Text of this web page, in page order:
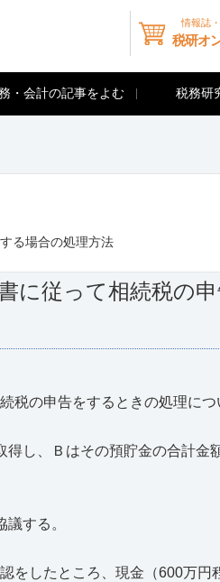
情報誌
税研オ
・会計の記事をよむ 税務研
る場合の処理方法
に従って相続税の
の申告をするときの処理につ
し、Ｂはその預貯金の合計金
する。
したところ、現金（600万円